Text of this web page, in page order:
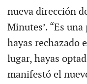
nueva dirección
Minutes’. “Es
hayas rechazado
lugar, hayas
manifestó el